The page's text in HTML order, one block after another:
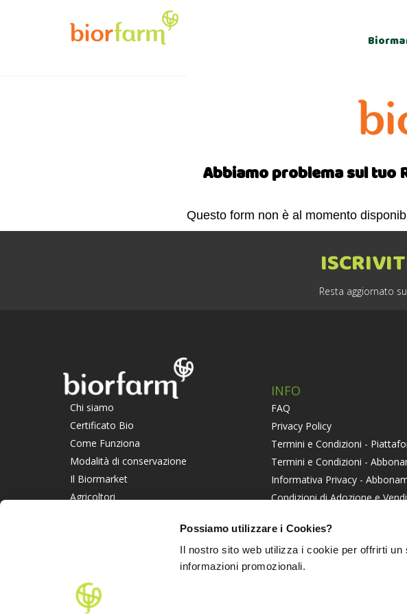
Possiamo utilizzare i Cookies?
Il nostro sito web utilizza i cookie per offrirti
informazioni promozionali.
Abbiamo problema sul tuo
Questo form non è al momento
Resta aggiornato
Chi siamo
Certificato Bio
Come Funziona
Modalità di conservazione
Il Biormarket
Agricoltori
INFO
FAQ
Privacy Policy
Termini e Condizioni -
Termini e Condizioni -
Informativa Privacy -
Condizioni di Adozione e
Informativa Societaria
PARTNERS